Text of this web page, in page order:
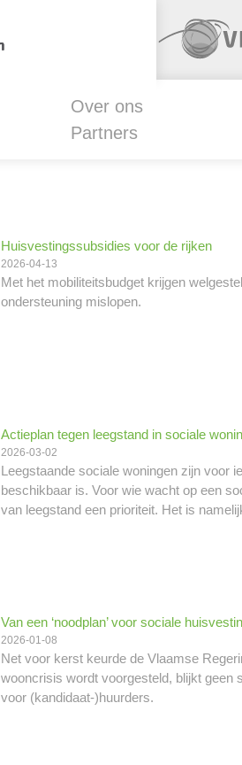
Over ons
Partners
Huisvestingssubsidies voor de rijken
2026-04-13
Met het mobiliteitsbudget krijgen
ondersteuning mislopen.
Actieplan tegen leegstand in sociale
2026-03-02
Leegstaande sociale woningen zijn voor
beschikbaar is. Voor wie wacht op een
van leegstand een prioriteit. Het is
Van een ‘noodplan’ voor sociale
2026-01-08
Net voor kerst keurde de Vlaamse
wooncrisis wordt voorgesteld, blijkt geen
voor (kandidaat-)huurders.